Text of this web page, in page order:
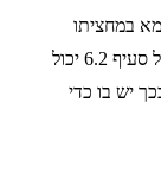
במחציתו
השנייה. ומכאן שמנגנון התשלום הקבוע בסיפה של סעיף 6.2 יכול
יש בו כדי